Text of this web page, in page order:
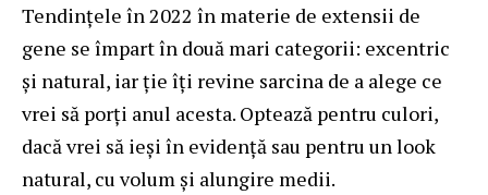
Tendințele în 2022 în materie de extensii de
gene se împart în două mari categorii: excentric
și natural, iar ție îți revine sarcina de a alege ce
vrei să porți anul acesta. Optează pentru culori,
dacă vrei să ieși în evidență sau pentru un look
natural, cu volum și alungire medii.